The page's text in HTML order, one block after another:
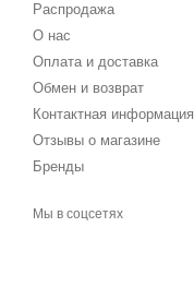
Распродажа
О нас
Оплата и доставка
Обмен и возврат
Контактная информация
Отзывы о магазине
Бренды
Мы в соцсетях